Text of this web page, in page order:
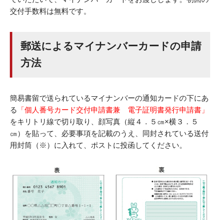
交付手数料は無料です。
郵送によるマイナンバーカードの申請
方法
簡易書留で送られているマイナンバーの通知カードの下にあ
る
「個人番号カード交付申請書兼 電子証明書発行申請書」
をキリトリ線で切り取り、顔写真（縦４．５㎝×横３．５
㎝）を貼って、必要事項を記載のうえ、同封されている送付
用封筒（※）に入れて、ポストに投函してください。